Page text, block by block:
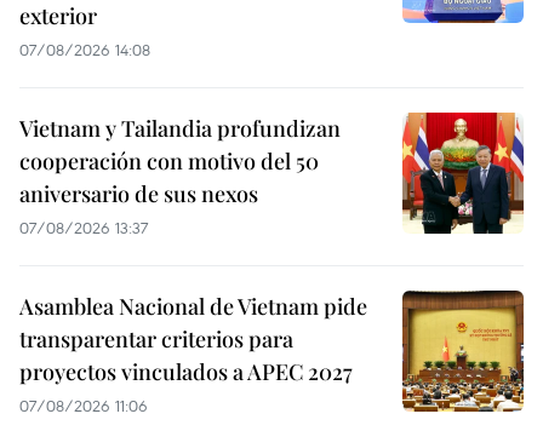
exterior
07/08/2026 14:08
Vietnam y Tailandia profundizan
cooperación con motivo del 50
aniversario de sus nexos
07/08/2026 13:37
Asamblea Nacional de Vietnam pide
transparentar criterios para
proyectos vinculados a APEC 2027
07/08/2026 11:06